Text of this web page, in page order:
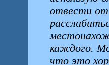
отвести от
каждого.
что это